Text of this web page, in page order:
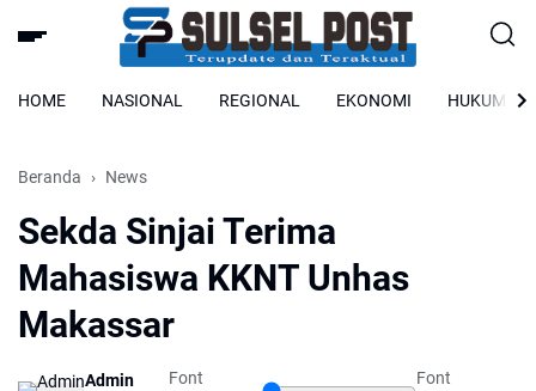
HOME NASIONAL REGIONAL EKONOMI HUKUM
Beranda News
Sekda Sinjai Terima
Mahasiswa KKNT Unhas
Makassar
Admin
Font
Font